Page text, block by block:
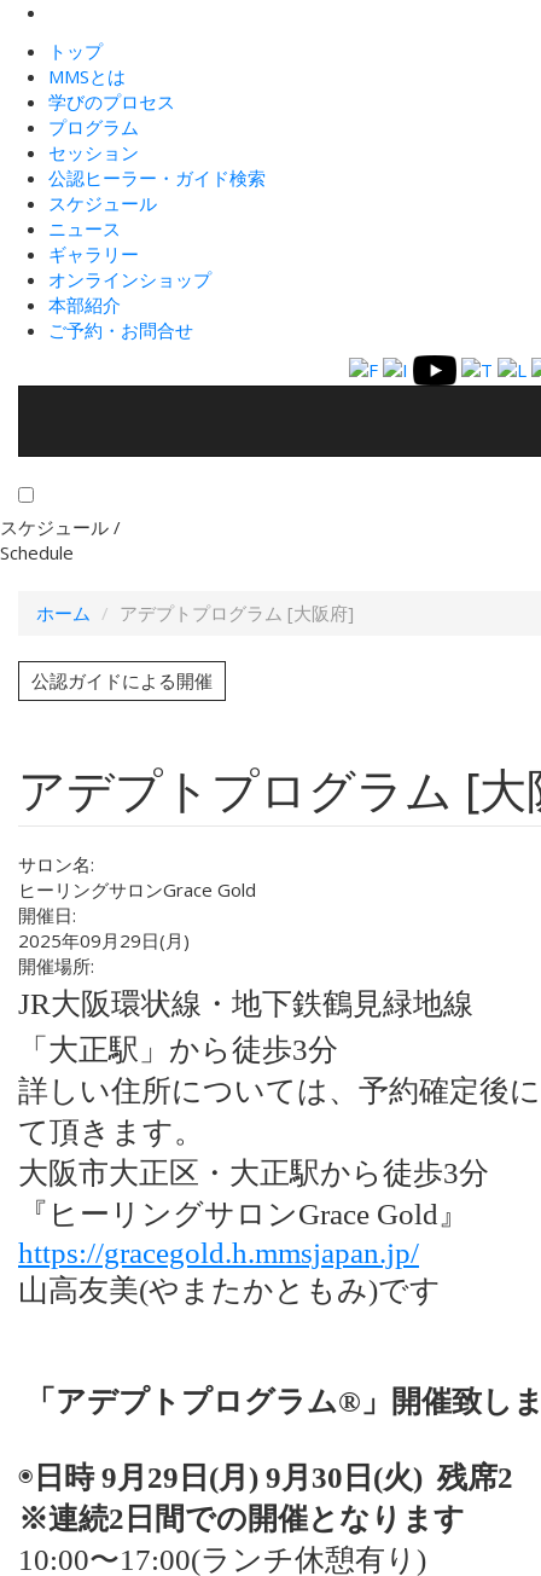
トップ
MMSとは
学びのプロセス
プログラム
セッション
公認ヒーラー・ガイド検索
スケジュール
ニュース
ギャラリー
オンラインショップ
本部紹介
ご予約・お問合せ
スケジュール /
Schedule
ホーム アデプトプログラム [大阪府]
公認ガイドによる開催
アデプトプログラム [大
サロン名:
ヒーリングサロンGrace Gold
開催日:
2025年09月29日(月)
開催場所:
JR大阪環状線・地下鉄鶴見緑地線
「大正駅」から徒歩3分
詳しい住所については、予約確定後
て頂きます。
大阪市大正区・大正駅から徒歩3分
『ヒーリングサロンGrace Gold』
https://gracegold.h.mmsjapan.jp/
山高友美(やまたかともみ)です
「アデプトプログラム®︎」開催致し
◉ 日時 9月29日(月) 9月30日(火) 残席2
※連続2日間での開催となります
10:00〜17:00(ランチ休憩有り)